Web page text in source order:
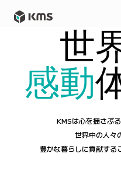
世
感動
KMSは心を揺さぶ
世界中の人々
豊かな暮らしに貢献する